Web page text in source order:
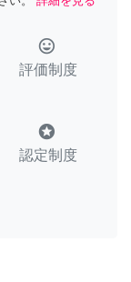
tag_faces
評価制度
stars
認定制度